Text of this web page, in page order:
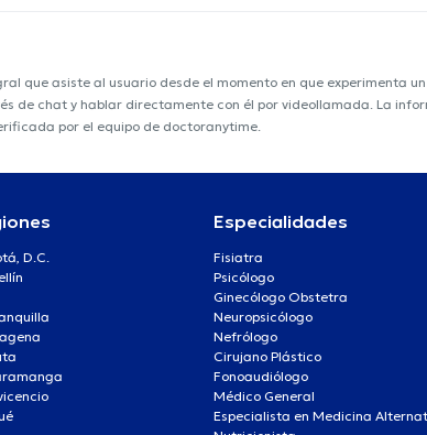
que asiste al usuario desde el momento en que experimenta
de chat y hablar directamente con él por videollamada. La
por el equipo de doctoranytime.
D.C.
Especialidades
Fisiatra
Psicólogo
Ginecólogo Obstetra
Neuropsicólogo
Nefrólogo
Cirujano Plástico
Fonoaudiólogo
Médico General
Especialista en Medicina